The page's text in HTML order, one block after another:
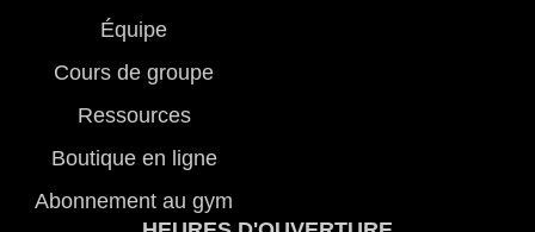
Équipe
Cours de groupe
Ressources
Boutique en ligne
Abonnement au gym